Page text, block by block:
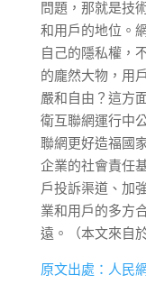
問題，那就是技
和用戶的地位。
自己的隱私權，
的龐然大物，用
嚴和自由？這方
衛互聯網運行中
聯網更好造福國
企業的社會責任
戶投訴渠道、加
業和用戶的多方
遠。（本文來自
原文出處：人民